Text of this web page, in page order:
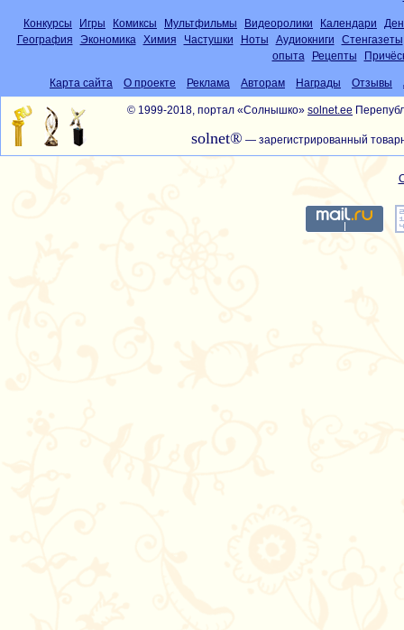
Конкурсы Игры Комиксы Мультфильмы Видеоролики Календари
География
Экономика Химия Частушки Ноты Аудиокниги
Стенгазеты
опыта
Рецепты
Карта сайта О проекте Реклама Авторам Награды Отзывы
© 1999-2018, портал «Солнышко» solnet.ee
solnet® — зарегистрированный